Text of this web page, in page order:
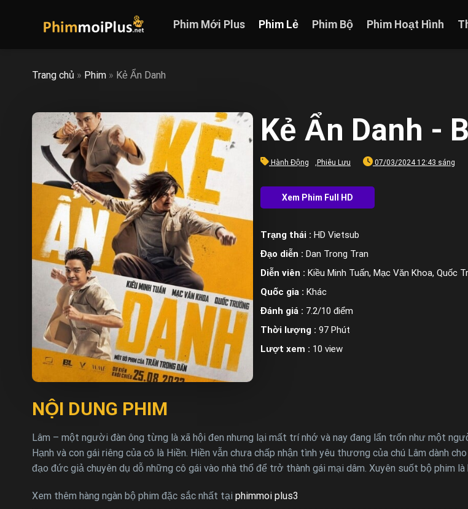
Phim Mới Plus Phim Lẻ Phim Bộ Phim Hoạt Hình
Trang chủ » Phim » Kẻ Ẩn Danh
Kẻ Ẩn Danh -
Hành Động Phiêu Lưu 07/03/2024 12:43 sáng
Trạng thái : HD Vietsub
Đạo diễn : Dan Trong Tran
Diễn viên : Kiều Minh Tuấn, Mạc Văn Khoa, Quốc
Quốc gia : Khác
Đánh giá : 7.2/10 điểm
Thời lượng : 97 Phút
Lượt xem : 10 view
NỘI DUNG PHIM
Lâm – một người đàn ông từng là xã hội đen nhưng lại mất trí nhớ và nay đang lẩn trốn như một
Hạnh và con gái riêng của cô là Hiền. Hiền vẫn chưa chấp nhận tình yêu thương của chú Lâm dành
đạo đức giả chuyên dụ dỗ những cô gái vào nhà thổ để trở thành gái mại dâm. Xuyên suốt bộ phim
Xem thêm hàng ngàn bộ phim đặc sắc nhất tại phimmoi plus3